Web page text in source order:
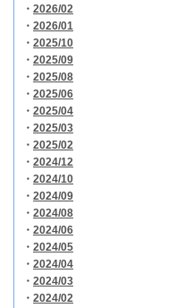
・ 2026/02
・ 2026/01
・ 2025/10
・ 2025/09
・ 2025/08
・ 2025/06
・ 2025/04
・ 2025/03
・ 2025/02
・ 2024/12
・ 2024/10
・ 2024/09
・ 2024/08
・ 2024/06
・ 2024/05
・ 2024/04
・ 2024/03
・ 2024/02